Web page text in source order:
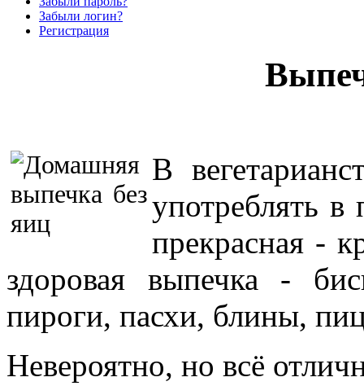
Забыли логин?
Регистрация
В
употреблять
прекрасная -
здоровая выпечка -
пироги, пасхи, блины,
Невероятно, но всё